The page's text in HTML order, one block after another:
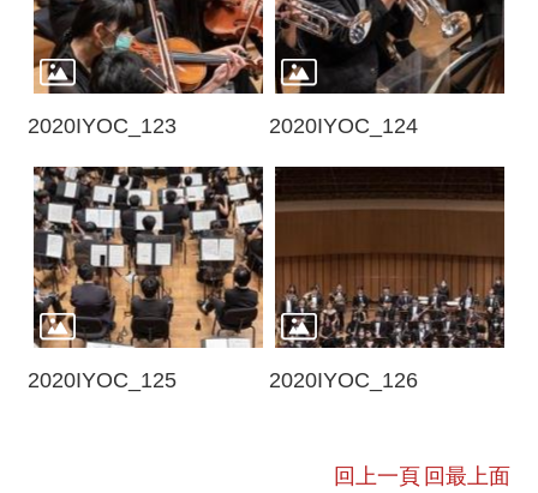
2020IYOC_123 2020IYOC_124
2020IYOC_125 2020IYOC_126
回上一頁 回最上面